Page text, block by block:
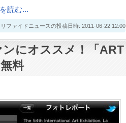
読む...
ファイドニュースの投稿日時: 2011-06-22 12:00
にオススメ！「ART
料